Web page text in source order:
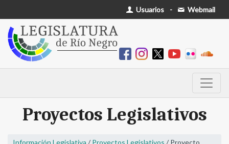
Usuarios - Webmail
Proyectos Legislativos